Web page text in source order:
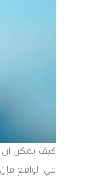
كيف يمكن ان يتم